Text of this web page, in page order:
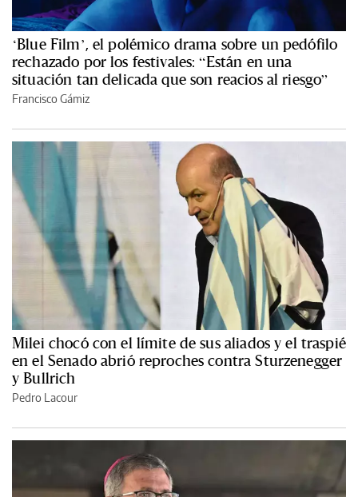
‘Blue Film’, el polémico drama sobre un pedófilo
rechazado por los festivales: “Están en una
situación tan delicada que son reacios al riesgo”
Francisco Gámiz
Milei chocó con el límite de sus aliados y el traspié
en el Senado abrió reproches contra Sturzenegger
y Bullrich
Pedro Lacour